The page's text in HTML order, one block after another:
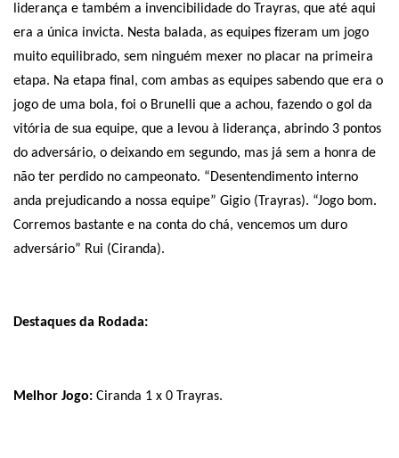
liderança e também a invencibilidade do Trayras, que até aqui
era a única invicta. Nesta balada, as equipes fizeram um jogo
muito equilibrado, sem ninguém mexer no placar na primeira
etapa. Na etapa final, com ambas as equipes sabendo que era o
jogo de uma bola, foi o Brunelli que a achou, fazendo o gol da
vitória de sua equipe, que a levou à liderança, abrindo 3 pontos
do adversário, o deixando em segundo, mas já sem a honra de
não ter perdido no campeonato. “Desentendimento interno
anda prejudicando a nossa equipe” Gigio (Trayras). “Jogo bom.
Corremos bastante e na conta do chá, vencemos um duro
adversário” Rui (Ciranda).
Destaques da Rodada:
Melhor Jogo: Ciranda 1 x 0 Trayras.